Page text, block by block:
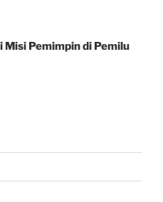
Misi Pemimpin di Pemilu